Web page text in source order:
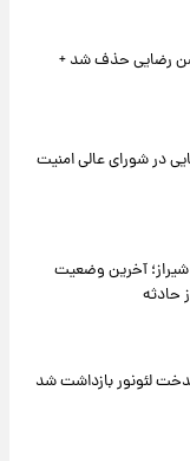
رضایی حذف شد +
شورای عالی امنیت
آخرین وضعیت